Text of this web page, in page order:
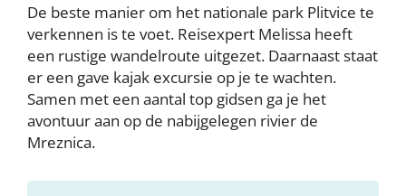
De beste manier om het nationale park Plitvice te
verkennen is te voet. Reisexpert Melissa heeft
een rustige wandelroute uitgezet. Daarnaast staat
er een gave kajak excursie op je te wachten.
Samen met een aantal top gidsen ga je het
avontuur aan op de nabijgelegen rivier de
Mreznica.